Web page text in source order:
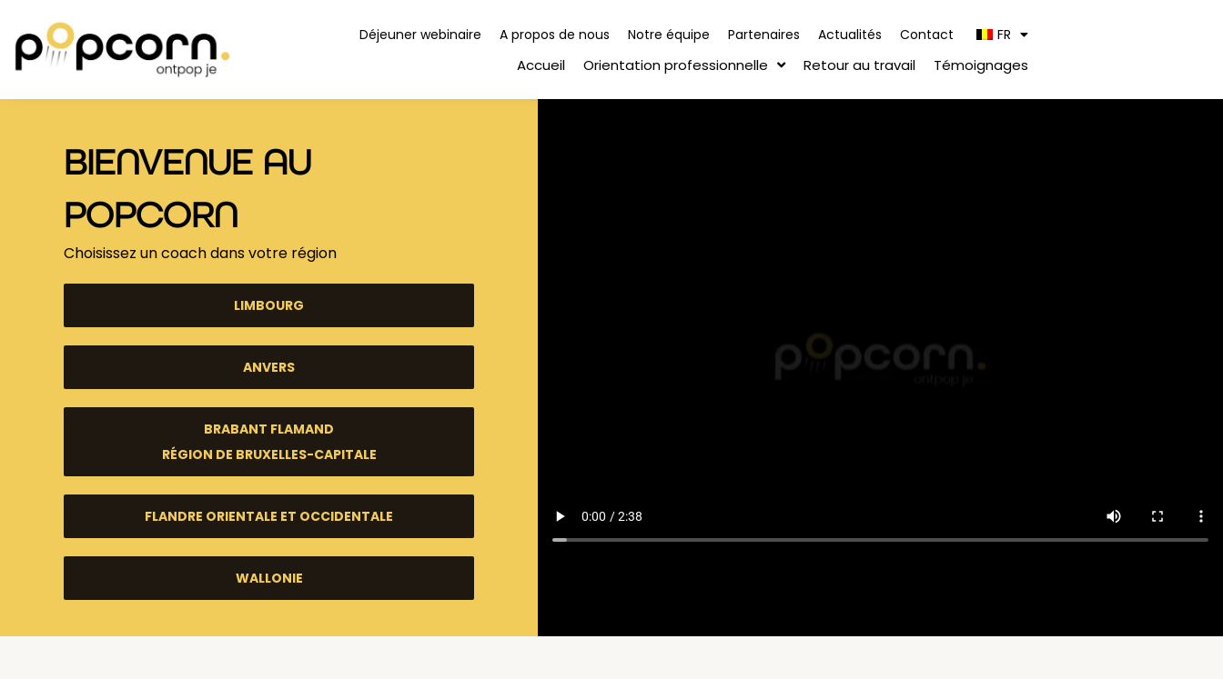
content
Déjeuner webinaire A propos de nous Notre équipe Partenaires Actualités Contact FR
Accueil Orientation professionnelle Retour au travail Témoignages
BIENVENUE AU
POPCORN
Choisissez un coach dans votre région
LIMBOURG
ANVERS
BRABANT FLAMAND
RÉGION DE BRUXELLES-CAPITALE
FLANDRE ORIENTALE ET OCCIDENTALE
WALLONIE